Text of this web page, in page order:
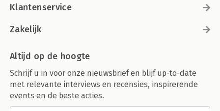
Klantenservice
Zakelijk
Altijd op de hoogte
Schrijf u in voor onze nieuwsbrief en blijf up-to-date
met relevante interviews en recensies, inspirerende
events en de beste acties.